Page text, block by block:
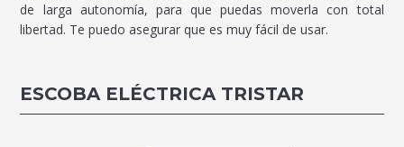
de larga autonomía, para que puedas moverla con total
libertad. Te puedo asegurar que es muy fácil de usar.
ESCOBA ELÉCTRICA TRISTAR